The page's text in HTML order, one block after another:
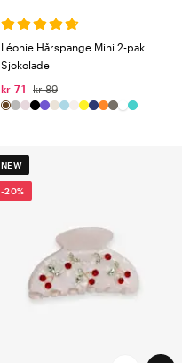
Léonie Hårspange Mini 2-pak
Sjokolade
kr 71
kr 89
NEW
-20%